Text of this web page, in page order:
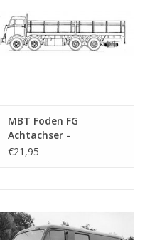
MBT Foden FG
Achtachser -
Bauzeichnung
€21,95